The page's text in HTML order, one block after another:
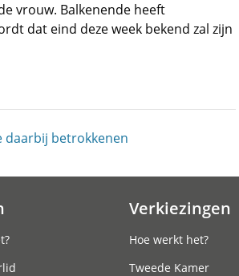
vrouw. Balkenende heeft
dat eind deze week bekend zal zijn
daarbij betrokkenen
Verkiezingen
Hoe werkt het?
Tweede Kamer